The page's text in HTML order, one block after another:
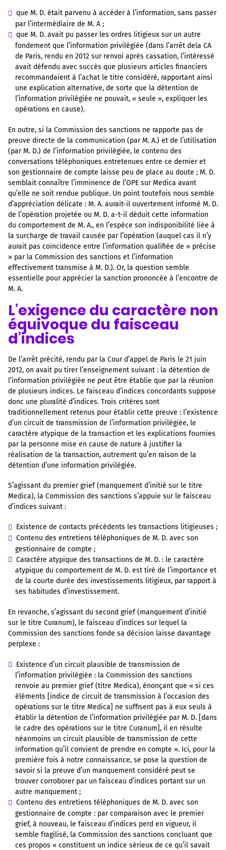
que M. D. était parvenu à accéder à l’information, sans passer
par l’intermédiaire de M. A ;
que M. D. avait pu passer les ordres litigieux sur un autre
fondement que l’information privilégiée (dans l’arrêt dela CA
de Paris, rendu en 2012 sur renvoi après cassation, l’intéressé
avait défendu avec succès que plusieurs articles financiers
recommandaient à l’achat le titre considéré, rapportant ainsi
une explication alternative, de sorte que la détention de
l’information privilégiée ne pouvait, « seule », expliquer les
opérations en cause).
En outre, si la Commission des sanctions ne rapporte pas de
preuve directe de la communication (par M. A.) et de l’utilisation
(par M. D.) de l’information privilégiée, le contenu des
conversations téléphoniques entretenues entre ce dernier et
son gestionnaire de compte laisse peu de place au doute ; M. D.
semblait connaître l’imminence de l’OPE sur Medica avant
qu’elle ne soit rendue publique. Un point toutefois nous semble
d’appréciation délicate : M. A. aurait-il ouvertement informé M. D.
de l’opération projetée ou M. D. a-t-il déduit cette information
du comportement de M. A., en l’espèce son indisponibilité liée à
la surcharge de travail causée par l’opération (auquel cas il n’y
aurait pas coïncidence entre l’information qualifiée de « précise
» par la Commission des sanctions et l’information
effectivement transmise à M. D.). Or, la question semble
essentielle pour apprécier la sanction prononcée à l’encontre de
M. A.
L’exigence du caractère non
équivoque du faisceau
d’indices
De l’arrêt précité, rendu par la Cour d’appel de Paris le 21 juin
2012, on avait pu tirer l’enseignement suivant : la détention de
l’information privilégiée ne peut être établie que par la réunion
de plusieurs indices. Le faisceau d’indices concordants suppose
donc une pluralité d’indices. Trois critères sont
traditionnellement retenus pour établir cette preuve : l’existence
d’un circuit de transmission de l’information privilégiée, le
caractère atypique de la transaction et les explications fournies
par la personne mise en cause de nature à justifier la
réalisation de la transaction, autrement qu’en raison de la
détention d’une information privilégiée.
S’agissant du premier grief (manquement d’initié sur le titre
Medica), la Commission des sanctions s’appuie sur le faisceau
d’indices suivant :
Existence de contacts précédents les transactions litigieuses ;
Contenu des entretiens téléphoniques de M. D. avec son
gestionnaire de compte ;
Caractère atypique des transactions de M. D. : le caractère
atypique du comportement de M. D. est tiré de l’importance et
de la courte durée des investissements litigieux, par rapport à
ses habitudes d’investissement.
En revanche, s’agissant du second grief (manquement d’initié
sur le titre Curanum), le faisceau d’indices sur lequel la
Commission des sanctions fonde sa décision laisse davantage
perplexe :
Existence d’un circuit plausible de transmission de
l’information privilégiée : la Commission des sanctions
renvoie au premier grief (titre Medica), énonçant que « si ces
éléments [indice de circuit de transmission à l’occasion des
opérations sur le titre Medica] ne suffisent pas à eux seuls à
établir la détention de l’information privilégiée par M. D. [dans
le cadre des opérations sur le titre Curanum], il en résulte
néanmoins un circuit plausible de transmission de cette
information qu’il convient de prendre en compte ». Ici, pour la
première fois à notre connaissance, se pose la question de
savoir si la preuve d’un manquement considéré peut se
trouver corroborer par un faisceau d’indices portant sur un
autre manquement ;
Contenu des entretiens téléphoniques de M. D. avec son
gestionnaire de compte : par comparaison avec le premier
grief, à nouveau, le faisceau d’indices perd en vigueur, il
semble fragilisé, la Commission des sanctions concluant que
ces propos « constituent un indice sérieux de ce qu’il savait